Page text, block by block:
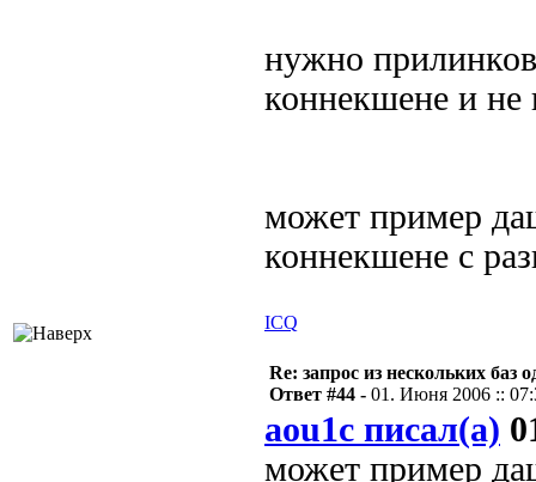
нужно
коннекшене и не
может пример
коннекшене с
ICQ
Re: запрос из нескольких баз
Ответ #44 - 01. Июня 2006 ::
aou1c писал(а)
может пример